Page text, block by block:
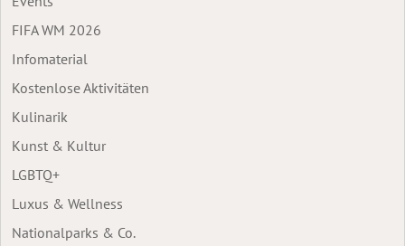
FIFA WM 2026
Infomaterial
Kostenlose Aktivitäten
Kulinarik
Kunst & Kultur
LGBTQ+
Luxus & Wellness
Nationalparks & Co.